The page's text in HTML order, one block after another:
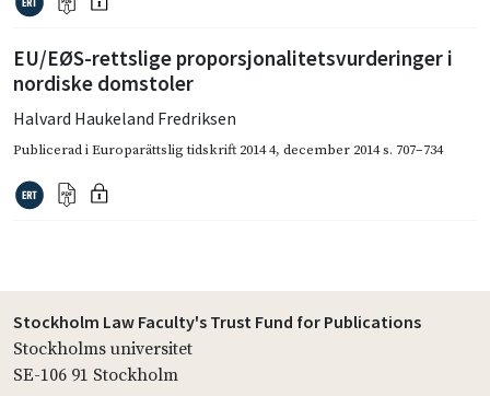
EU/EØS-rettslige proporsjonalitetsvurderinger i
nordiske domstoler
Halvard Haukeland Fredriksen
Publicerad iEuroparättslig tidskrift 2014 4, december 2014s. 707–734
Stockholm Law Faculty's Trust Fund for Publications
Stockholms universitet
SE-106 91 Stockholm